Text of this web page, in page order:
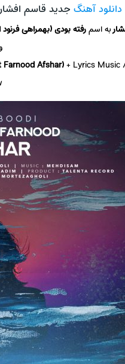
دانلود آهنگ جدید قاسم
به اسمرفته بودی (بهمراهی
و
Afshar)+ Lyrics Music